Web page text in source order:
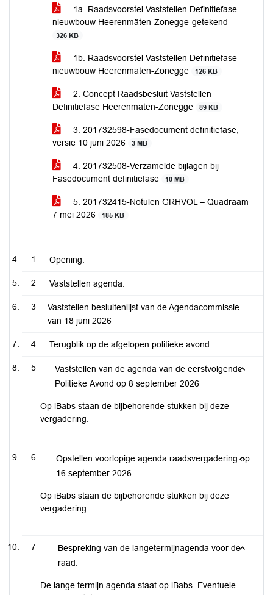
1a. Raadsvoorstel Vaststellen Definitiefase
nieuwbouw Heerenmäten-Zonegge-getekend
326 KB
1b. Raadsvoorstel Vaststellen Definitiefase
nieuwbouw Heerenmäten-Zonegge
126 KB
2. Concept Raadsbesluit Vaststellen
Definitiefase Heerenmäten-Zonegge
89 KB
3. 201732598-Fasedocument definitiefase,
versie 10 juni 2026
3 MB
4. 201732508-Verzamelde bijlagen bij
Fasedocument definitiefase
10 MB
5. 201732415-Notulen GRHVOL – Quadraam
7 mei 2026
185 KB
1 Opening.
2 Vaststellen agenda.
3
Vaststellen besluitenlijst van de Agendacommissie
van 18 juni 2026
4 Terugblik op de afgelopen politieke avond.
5
Vaststellen van de agenda van de eerstvolgende
Politieke Avond op 8 september 2026
Op iBabs staan de bijbehorende stukken bij deze
vergadering.
6
Opstellen voorlopige agenda raadsvergadering op
16 september 2026
Op iBabs staan de bijbehorende stukken bij deze
vergadering.
7
Bespreking van de langetermijnagenda voor de
raad.
De lange termijn agenda staat op iBabs. Eventuele